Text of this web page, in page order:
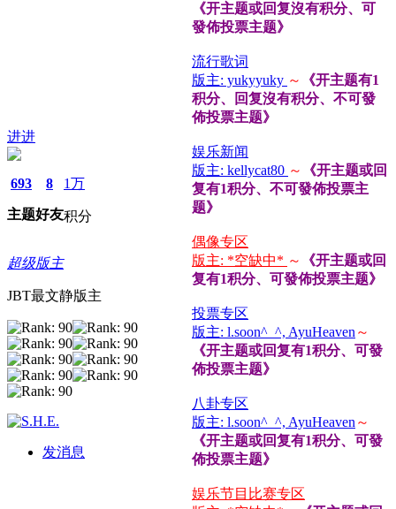
进进
693
主题
8
好友
1万
积分
超级版主
JBT最文静版主
发消息
《开主题或回复沒有积分、可
發佈投票主题》
流行歌词
版主: yukyyuky ～
《开主题有1
积分、回复沒有积分、不可發
佈投票主题》
娱乐新闻
版主: kellycat80 ～
《开主题或回
复有1积分、不可發佈投票主
题》
偶像专区
版主: *空缺中* ～
《开主题或回
复有1积分、可發佈投票主题》
投票专区
版主: l.soon^_^, AyuHeaven ～
《开主题或回复有1积分、可發
佈投票主题》
八卦专区
版主: l.soon^_^, AyuHeaven ～
《开主题或回复有1积分、可發
佈投票主题》
娱乐节目比赛专区